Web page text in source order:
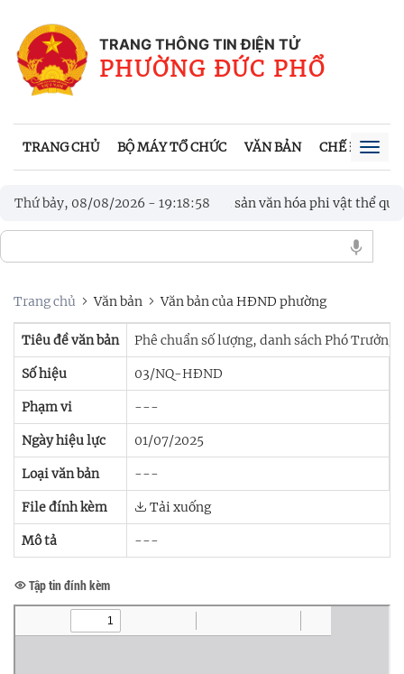
TRANG THÔNG TIN ĐIỆN TỬ
PHƯỜNG ĐỨC PHỔ
TRANG CHỦ BỘ MÁY TỔ CHỨC VĂN BẢN CHẾ ĐỘ,
Thứ bảy, 08/08/2026 - 19:18:59
Huỳnh được công nhận là Di sản văn hóa phi vật thể quốc gia
Huỳnh được công nhận là Di sản văn hóa phi vật thể quốc gia
Trang chủ Văn bản Văn bản của HĐND phường
Tiêu đề văn bản Phê chuẩn số lượng, danh sách Phó
Số hiệu 03/NQ-HĐND
Phạm vi ---
Ngày hiệu lực 01/07/2025
Loại văn bản ---
File đính kèm Tải xuống
Mô tả ---
Tập tin đính kèm